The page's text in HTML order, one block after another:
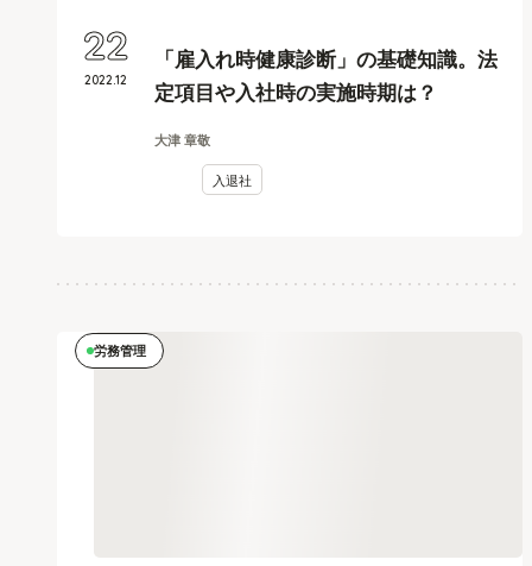
「雇入れ時健康診断」の基礎知識。法
定項目や入社時の実施時期は？
大津 章敬
入退社
2022.12
22
労務管理